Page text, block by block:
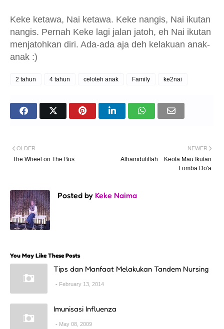
Keke ketawa, Nai ketawa. Keke nangis, Nai ikutan
nangis. Pernah Keke lagi jalan jatoh, eh Nai ikutan
menjatohkan diri. Ada-ada aja deh kelakuan anak-
anak :)
2 tahun 4 tahun celoteh anak Family ke2nai
NEWER
Alhamdulillah... Keola Mau Ikutan
Lomba Do'a
OLDER
The Wheel on The Bus
Posted by Keke Naima
You May Like These Posts
Tips dan Manfaat Melakukan Tandem Nursing
February 13, 2014
Imunisasi Influenza
May 08, 2009